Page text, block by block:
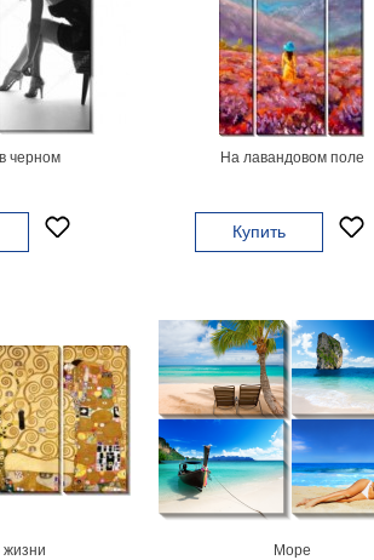
черном На лавандовом поле
Купить
Море